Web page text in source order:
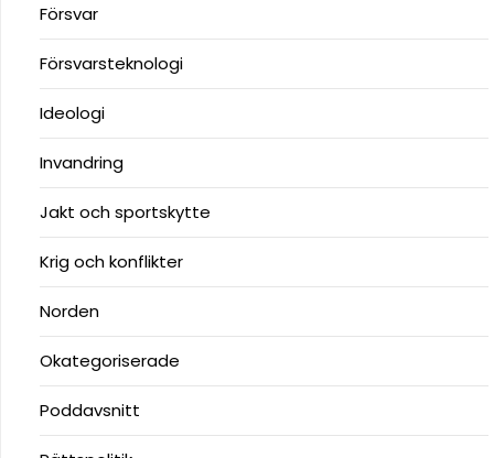
Försvar
Försvarsteknologi
Ideologi
Invandring
Jakt och sportskytte
Krig och konflikter
Norden
Okategoriserade
Poddavsnitt